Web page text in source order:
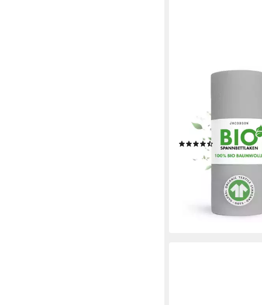
Spannbetttuch,
100% BIO-Baumwolle,
rundum, GOTS
(6)
ab 19,99 € UVP24,99 €
lieferbar - in 2-3